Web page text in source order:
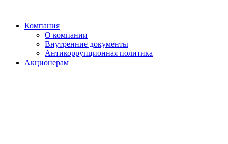
Компания
О компании
Внутренние документы
Антикоррупционная политика
Акционерам